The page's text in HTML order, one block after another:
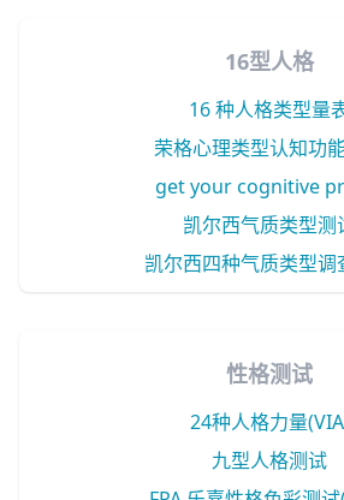
16型人格
16 种人格类型量
荣格心理类型认知功
get your cognitive
凯尔西气质类型测
凯尔西四种气质类型调
性格测试
24种人格力量
九型人格测试